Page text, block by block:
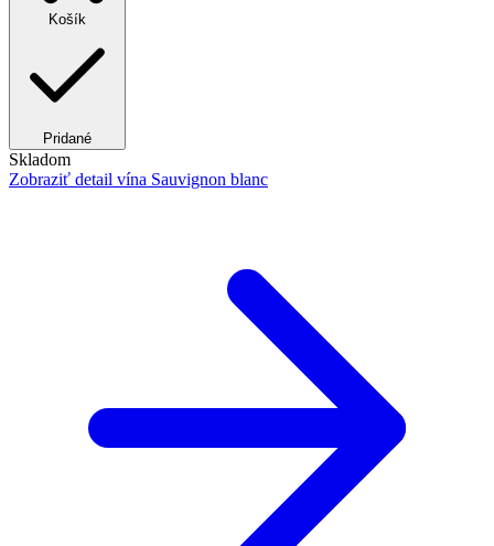
Košík
Pridané
Skladom
Zobraziť detail vína Sauvignon blanc